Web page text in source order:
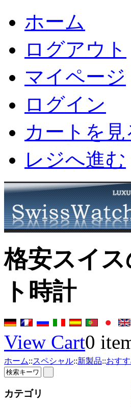
ホーム
ログアウト
マイページ
ログイン
カートを見
レジへ進む
格安スイ
ト時計
View Cart0
ホーム::スペシャル::新製品::おす
カテゴリ